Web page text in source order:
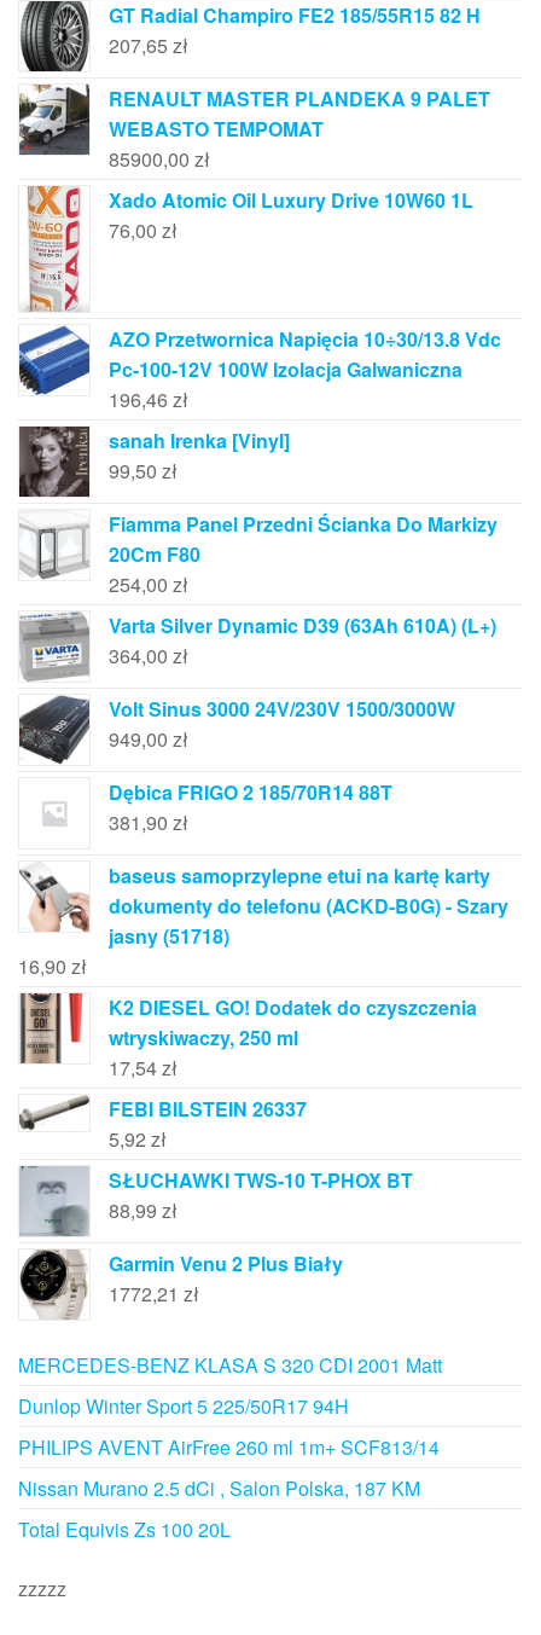
GT Radial Champiro FE2 185/55R15 82 H
207,65 zł
RENAULT MASTER PLANDEKA 9 PALET
WEBASTO TEMPOMAT
85900,00 zł
Xado Atomic Oil Luxury Drive 10W60 1L
76,00 zł
AZO Przetwornica Napięcia 10÷30/13.8 Vdc
Pc-100-12V 100W Izolacja Galwaniczna
196,46 zł
sanah Irenka [Vinyl]
99,50 zł
Fiamma Panel Przedni Ścianka Do Markizy
20Cm F80
254,00 zł
Varta Silver Dynamic D39 (63Ah 610A) (L+)
364,00 zł
Volt Sinus 3000 24V/230V 1500/3000W
949,00 zł
Dębica FRIGO 2 185/70R14 88T
381,90 zł
baseus samoprzylepne etui na kartę karty
dokumenty do telefonu (ACKD-B0G) - Szary
jasny (51718)
16,90 zł
K2 DIESEL GO! Dodatek do czyszczenia
wtryskiwaczy, 250 ml
17,54zł
FEBI BILSTEIN 26337
5,92 zł
SŁUCHAWKI TWS-10 T-PHOX BT
88,99 zł
Garmin Venu 2 Plus Biały
1772,21 zł
MERCEDES-BENZ KLASA S 320 CDI 2001 Matt
Dunlop Winter Sport 5 225/50R17 94H
PHILIPS AVENT AirFree 260 ml 1m+ SCF813/14
Nissan Murano 2.5 dCi , Salon Polska, 187 KM
Total Equivis Zs 100 20L
zzzzz